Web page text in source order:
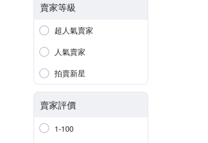
賣家等級
超人氣賣家
人氣賣家
拍賣新星
賣家評價
1-100